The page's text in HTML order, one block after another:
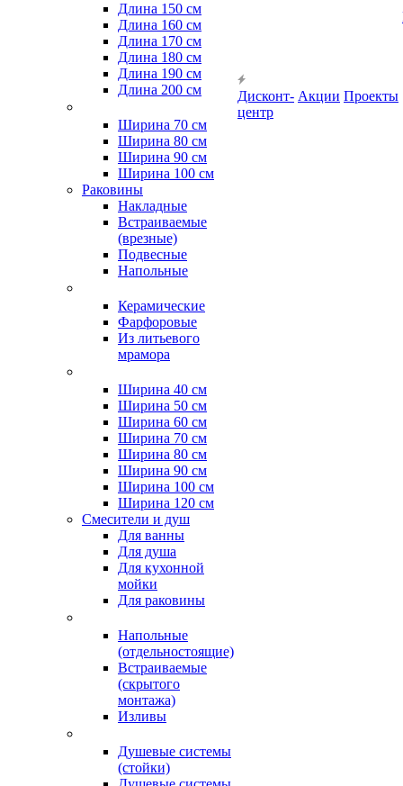
Длина 150 см
Длина 160 см
Длина 170 см
Длина 180 см
Длина 190 см
Длина 200 см
Ширина 70 см
Ширина 80 см
Ширина 90 см
Ширина 100 см
Раковины
Накладные
Встраиваемые
(врезные)
Подвесные
Напольные
Керамические
Фарфоровые
Из литьевого
мрамора
Ширина 40 см
Ширина 50 см
Ширина 60 см
Ширина 70 см
Ширина 80 см
Ширина 90 см
Ширина 100 см
Ширина 120 см
Смесители и душ
Для ванны
Для душа
Для кухонной
мойки
Для раковины
Напольные
(отдельностоящие)
Встраиваемые
(скрытого
монтажа)
Изливы
Душевые системы
(стойки)
Дисконт-
центр
Акции Проекты